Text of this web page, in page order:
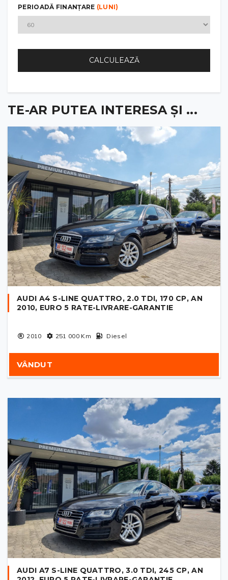
PERIOADĂ FINANȚARE (LUNI)
CALCULEAZĂ
TE-AR PUTEA INTERESA ȘI ...
AUDI A4 S-LINE QUATTRO, 2.0 TDI, 170 CP, AN
2010, EURO 5 RATE-LIVRARE-GARANTIE
2010 251 000Km Diesel
VÂNDUT
AUDI A7 S-LINE QUATTRO, 3.0 TDI, 245 CP, AN